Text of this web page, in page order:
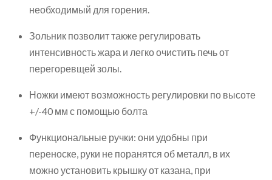
необходимый для горения.
Зольник позволит также регулировать
интенсивность жара и легко очистить печь от
перегоревщей золы.
Ножки имеют возможность регулировки по высоте
+/-40 мм с помощью болта
Функциональные ручки: они удобны при
переноске, руки не поранятся об металл, в их
можно установить крышку от казана, при